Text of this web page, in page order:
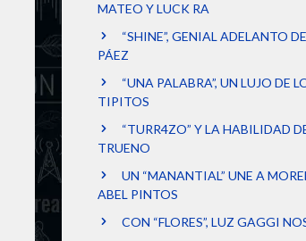
MATEO Y LUCK RA
“SHINE”, GENIAL ADELANTO
PÁEZ
“UNA PALABRA”, UN LUJO DE
TIPITOS
“TURR4ZO” Y LA HABILIDAD
TRUENO
UN “MANANTIAL” UNE A
ABEL PINTOS
CON “FLORES”, LUZ GAGGI